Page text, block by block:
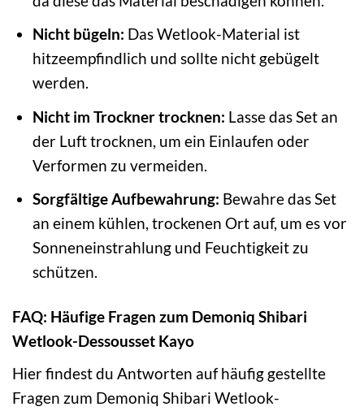
Nicht bügeln: Das Wetlook-Material ist
hitzeempfindlich und sollte nicht gebügelt
werden.
Nicht im Trockner trocknen: Lasse das Set an
der Luft trocknen, um ein Einlaufen oder
Verformen zu vermeiden.
Sorgfältige Aufbewahrung: Bewahre das Set
an einem kühlen, trockenen Ort auf, um es vor
Sonneneinstrahlung und Feuchtigkeit zu
schützen.
FAQ: Häufige Fragen zum Demoniq Shibari
Wetlook-Dessousset Kayo
Hier findest du Antworten auf häufig gestellte
Fragen zum Demoniq Shibari Wetlook-